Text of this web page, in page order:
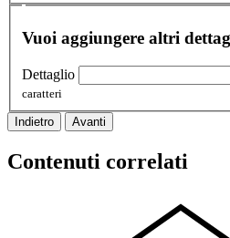
Vuoi aggiungere altri
Dettaglio
caratteri
Indietro Avanti
Contenuti correlati